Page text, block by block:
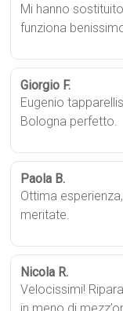
Mi hanno
funziona
Giorgio F.
Eugenio
Bologna perfetto.
Paola B.
Ottima
meritate.
Nicola R.
Velocissimi!
in meno di